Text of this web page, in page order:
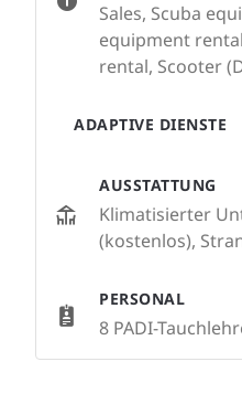
Sales, Scuba
equipment
rental, Scooter
ADAPTIVE DIENSTE
AUSSTATTUNG
Klimatisierter
(kostenlos),
PERSONAL
8 PADI-